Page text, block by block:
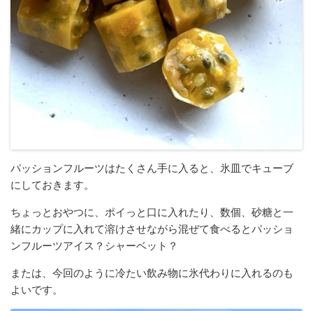
パッションフルーツはたくさん手に入ると、氷皿でキューブ
にしておきます。
ちょっとおやつに、ポイっと口に入れたり、数個、砂糖と一
緒にカップに入れて溶けさせながら混ぜて食べるとパッショ
ンフルーツアイス？シャーベット？
または、今回のように冷たい飲み物に氷代わりに入れるのも
よいです。